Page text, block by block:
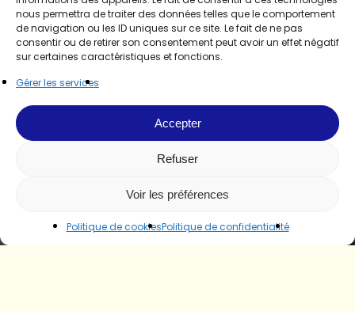
nous permettra de traiter des données telles que le comportement
de navigation ou les ID uniques sur ce site. Le fait de ne pas
consentir ou de retirer son consentement peut avoir un effet négatif
sur certaines caractéristiques et fonctions.
Gérer les services
Accepter
Refuser
Voir les préférences
Politique de cookiesPolitique de confidentialité